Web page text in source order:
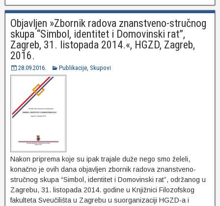
Objavljen »Zbornik radova znanstveno-stručnog
skupa “Simbol, identitet i Domovinski rat”,
Zagreb, 31. listopada 2014.«, HGZD, Zagreb,
2016.
28.09.2016. Publikacije, Skupovi
Nakon priprema koje su ipak trajale duže nego smo želeli,
konačno je ovih dana objavljen zbornik radova znanstveno-
stručnog skupa “Simbol, identitet i Domovinski rat”, održanog u
Zagrebu, 31. listopada 2014. godine u Knjižnici Filozofskog
fakulteta Sveučilišta u Zagrebu u suorganizaciji HGZD-a i